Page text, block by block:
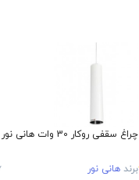
چراغ سقفی روکار 30 وات هانی نور
برند هانی نور